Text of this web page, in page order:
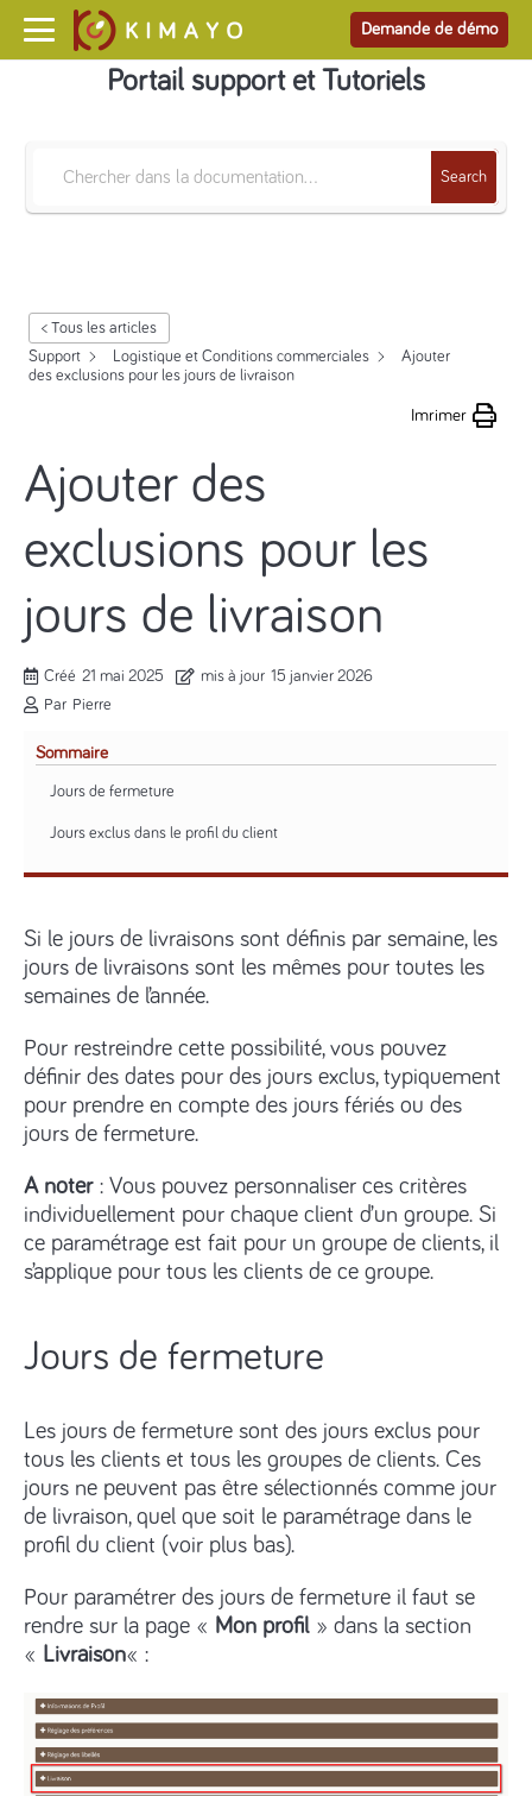
Demande de démo
Portail support et Tutoriels
Search
< Tous les articles
Support
Logistique et Conditions commerciales
Ajouter
des exclusions pour les jours de livraison
Imrimer
Ajouter des
exclusions pour les
jours de livraison
Créé 21 mai 2025 mis à jour 15 janvier 2026
Par Pierre
Sommaire
Jours de fermeture
Jours exclus dans le profil du client
Si le jours de livraisons sont définis par semaine, les
jours de livraisons sont les mêmes pour toutes les
semaines de l’année.
Pour restreindre cette possibilité, vous pouvez
définir des dates pour des jours exclus, typiquement
pour prendre en compte des jours fériés ou des
jours de fermeture.
A noter: Vous pouvez personnaliser ces critères
individuellement pour chaque client d’un groupe. Si
ce paramétrage est fait pour un groupe de clients, il
s’applique pour tous les clients de ce groupe.
Jours de fermeture
Les jours de fermeture sont des jours exclus pour
tous les clients et tous les groupes de clients. Ces
jours ne peuvent pas être sélectionnés comme jour
de livraison, quel que soit le paramétrage dans le
profil du client (voir plus bas).
Pour paramétrer des jours de fermeture il faut se
rendre sur la page « Mon profil» dans la section
« Livraison« :